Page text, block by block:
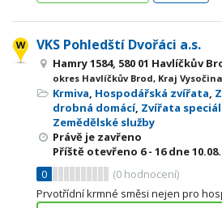
VKS Pohledští Dvořáci a.s.
Hamry 1584, 580 01 Havlíčkův
okres Havlíčkův Brod, Kraj Vysočina
Krmiva, Hospodářská zvířata,
drobná domácí, Zvířata
Zemědělské služby
Právě je zavřeno
Příště otevřeno 6 - 16dne
0
(0 hodnocení)
Prvotřídní krmné směsi nejen pro